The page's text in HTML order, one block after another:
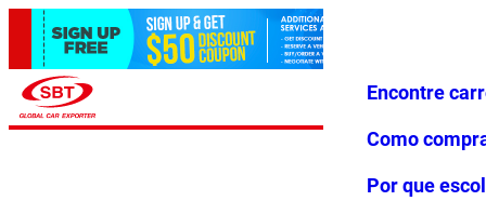
Favoritos Menu
Encontre
Como
Por que